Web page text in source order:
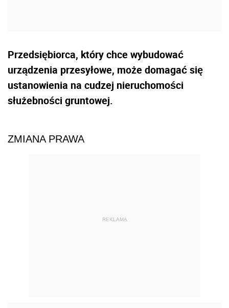
Przedsiębiorca, który chce wybudować
urządzenia przesyłowe, może domagać się
ustanowienia na cudzej nieruchomości
służebności gruntowej.
ZMIANA PRAWA
REKLAMA